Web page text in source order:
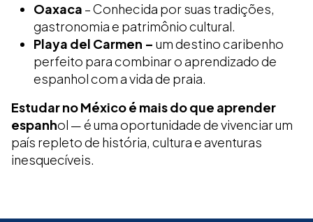
Oaxaca – Conhecida por suas tradições,
gastronomia e patrimônio cultural.
Playa del Carmen – um destino caribenho
perfeito para combinar o aprendizado de
espanhol com a vida de praia.
Estudar no México é mais do que aprender
espanhol — é uma oportunidade de vivenciar um
país repleto de história, cultura e aventuras
inesquecíveis.